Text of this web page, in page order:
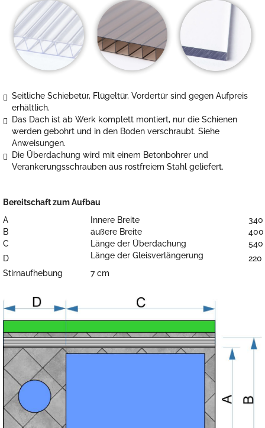
Seitliche Schiebetür, Flügeltür, Vordertür sind gegen Aufpreis
erhältlich.
Das Dach ist ab Werk komplett montiert, nur die Schienen
werden gebohrt und in den Boden verschraubt. Siehe
Anweisungen.
Die Überdachung wird mit einem Betonbohrer und
Verankerungsschrauben aus rostfreiem Stahl geliefert.
Bereitschaft zum Aufbau
A
Innere Breite
340
B
äußere Breite
400
C
Länge der Überdachung
540
D
Länge der Gleisverlängerung
220
Stirnaufhebung
7 cm